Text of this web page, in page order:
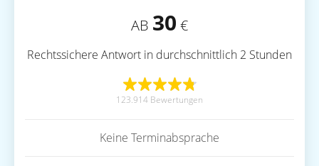
AB 30 €
Rechtssichere Antwort in durchschnittlich 2 Stunden
123.914 Bewertungen
Keine Terminabsprache